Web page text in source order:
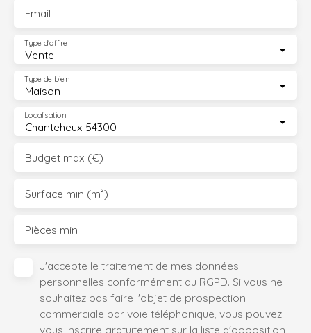
Email
Vente
Type d'offre
Maison
Type de bien
Chanteheux 54300
Localisation
Budget max (€)
Surface min (m²)
Pièces min
J'accepte le traitement de mes données
personnelles conformément au RGPD. Si vous ne
souhaitez pas faire l'objet de prospection
commerciale par voie téléphonique, vous pouvez
vous inscrire gratuitement sur la liste d'opposition